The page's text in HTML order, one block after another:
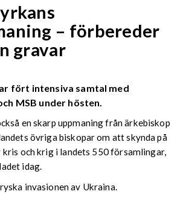
– förbereder
gravar
fört intensiva samtal med
MSB under hösten.
en skarp uppmaning från ärkebiskop
övriga biskopar om att skynda på
och krig i landets 550 församlingar,
idag.
invasionen av Ukraina.